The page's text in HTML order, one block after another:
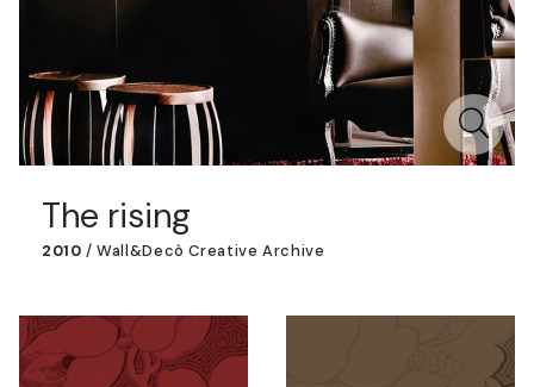
The rising
2010 / Wall&decò Creative Archive